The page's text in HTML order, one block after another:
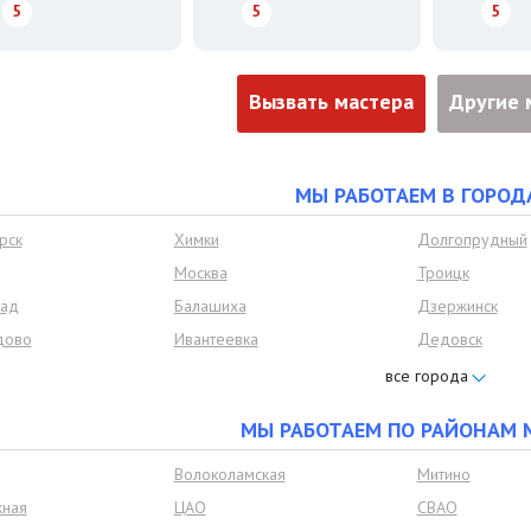
5
5
5
Вызвать мастера Другие
МЫ РАБОТАЕМ В
Химки Долгопрудный
Москва Троицк
Балашиха Дзержинск
Ивантеевка Дедовск
Лыткарино
Ленинский
Развилка Петровское
Красково Удельная
МЫ РАБОТАЕМ ПО РАЙОНАМ
Волоколамская Митино
ЦАО СВАО